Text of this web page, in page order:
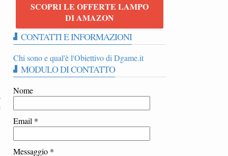
SCOPRI LE OFFERTE LAMPO
DI AMAZON
CONTATTI E INFORMAZIONI
Chi sono e qual'è l'Obiettivo di Dgame.it
MODULO DI CONTATTO
Nome
Email *
Messaggio *